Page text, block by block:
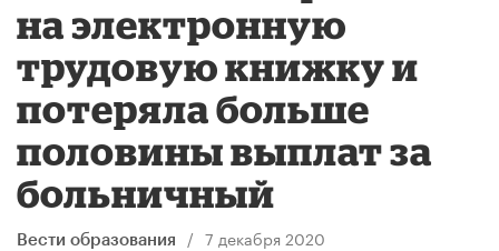
на электронную
трудовую книжку и
потеряла больше
половины выплат за
больничный
Вести образования / 7 декабря 2020